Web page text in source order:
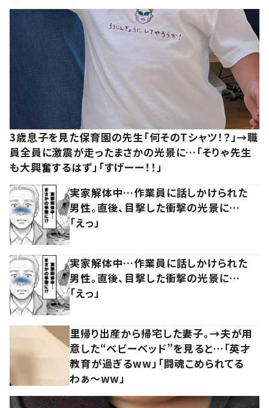
3歳息子を見た保育園の先生「何そのTシャツ！？」→職
員全員に激震が走ったまさかの光景に…「そりゃ先生
も大興奮するはず」「すげーー！！」
実家解体中…作業員に話しかけられた
男性。直後、目撃した衝撃の光景に…
「えっ」
実家解体中…作業員に話しかけられた
男性。直後、目撃した衝撃の光景に…
「えっ」
里帰り出産から帰宅した妻子。→夫が用
意した“ベビーベッド”を見ると…「英才
教育が過ぎるww」「闘魂こめられてる
わぁ～ww」